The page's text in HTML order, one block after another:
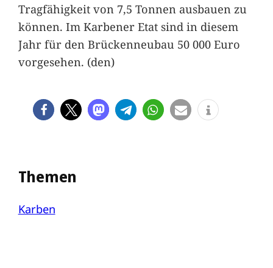
Tragfähigkeit von 7,5 Tonnen ausbauen zu
können. Im Karbener Etat sind in diesem
Jahr für den Brückenneubau 50 000 Euro
vorgesehen. (den)
Themen
Karben